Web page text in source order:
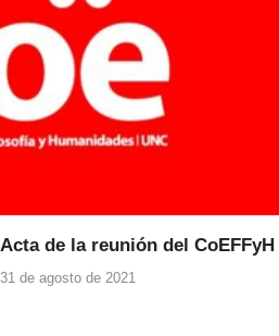
Acta de la reunión del
31 de agosto de 2021